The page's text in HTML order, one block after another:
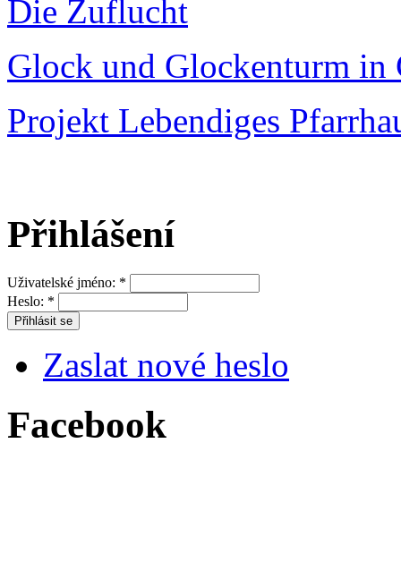
Die Zuflucht
Glock und Glockenturm in
Projekt Lebendiges
Přihlášení
Uživatelské jméno: *
Heslo: *
Zaslat nové heslo
Facebook